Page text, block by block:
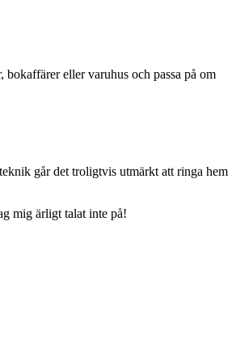
eller varuhus och passa på om
går det troligtvis utmärkt att ringa hem
mig ärligt talat inte på!